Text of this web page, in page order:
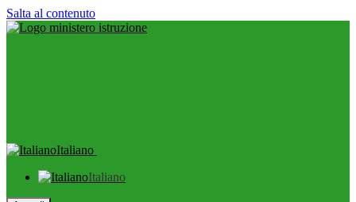
Salta al contenuto
Italiano
Italiano